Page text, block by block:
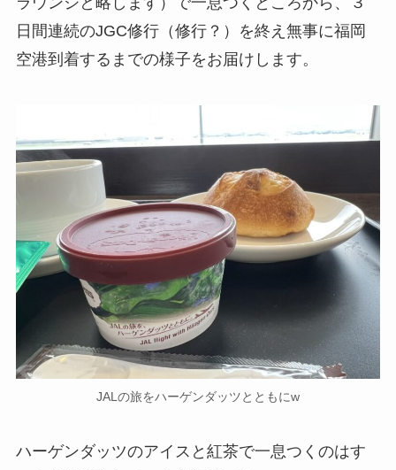
日間連続のJGC修行（修行？）を終え無事に福岡
空港到着するまでの様子をお届けします。
JALの旅をハーゲンダッツとともにw
ハーゲンダッツのアイスと紅茶で一息つくのはす